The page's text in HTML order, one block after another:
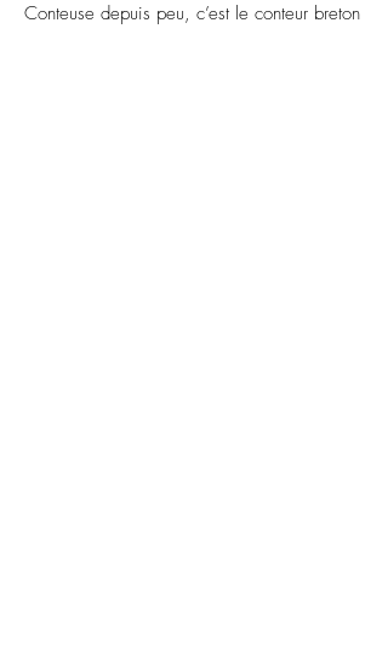
Conteuse depuis peu, c’est le conteur breton